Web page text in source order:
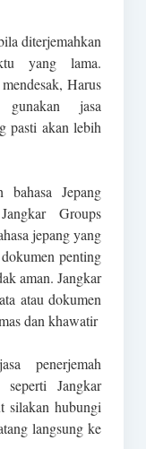
diterjemahkan
yang lama.
Harus
gunakan jasa
pasti akan lebih
bahasa Jepang
Groups
jepang yang
penting
aman. Jangkar
atau dokumen
dan khawatir
penerjemah
seperti Jangkar
silakan hubungi
langsung ke